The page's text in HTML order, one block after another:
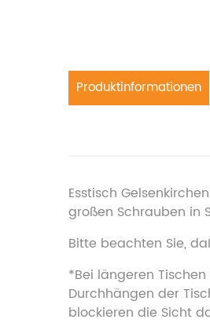
Produktinformationen
Esstisch
großen Schrauben in
Bitte beachten Sie,
*Bei längeren
Durchhängen der
blockieren die Sicht